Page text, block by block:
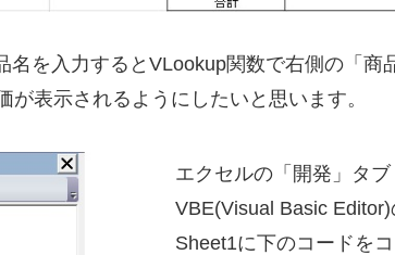
名を入力するとVLookup関数で右側の「商
が表示されるようにしたいと思います。
エクセルの「開発」タ
VBE(Visual Basic
Sheet1に下のコードを